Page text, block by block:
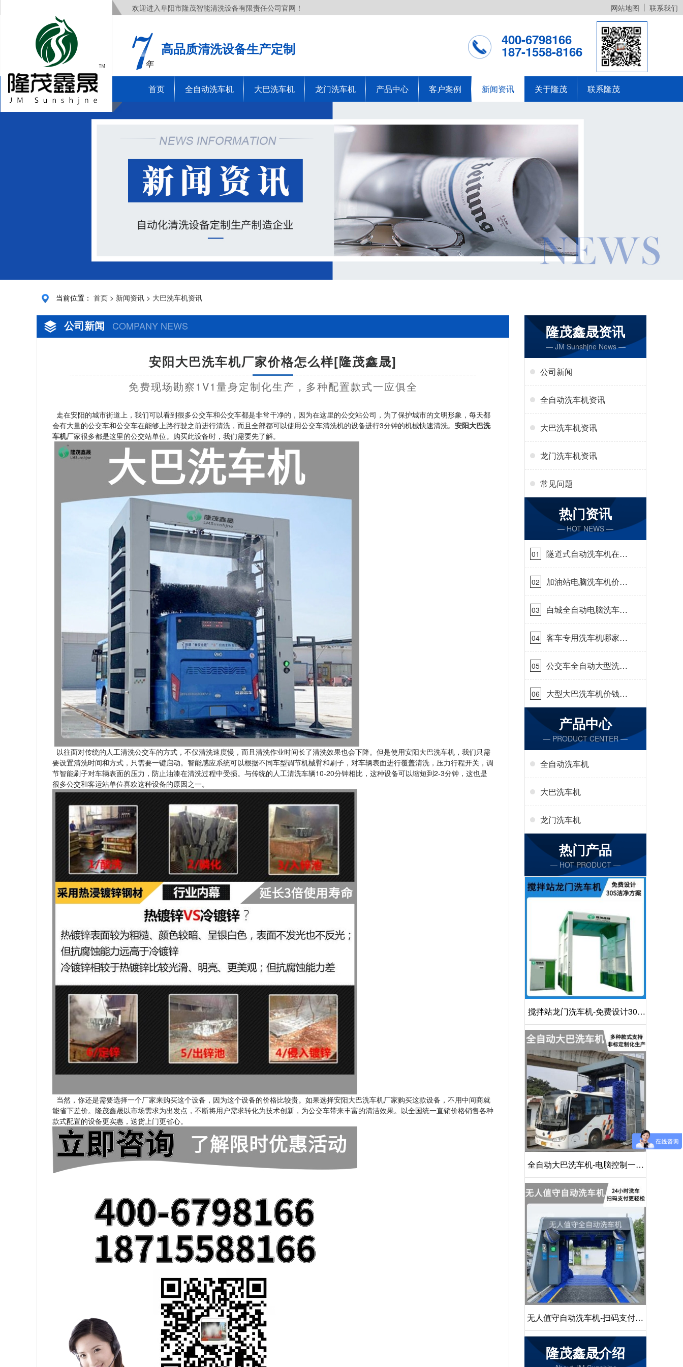
欢迎进入阜阳市隆茂智能清洗设备有限责任公司官网！ 网站地图 联系我们
年
高品质清洗设备生产定制
400-6798166
187-1558-8166
首页 全自动洗车机 大巴洗车机 龙门洗车机 产品中心 客户案例 新闻资讯 关于隆茂 联系隆茂
当前位置： 首页 > 新闻资讯 > 大巴洗车机资讯
公司新闻 COMPANY NEWS
安阳大巴洗车机厂家价格怎么样[隆茂鑫晟]
免费现场勘察1V1量身定制化生产，多种配置款式一应俱全
走在安阳的城市街道上，我们可以看到很多公交车和公交车都是非常干净的，因为在这里的公交站公司，为了保护城市的文明形象，每天都
会有大量的公交车和公交车在能够上路行驶之前进行清洗，而且全部都可以使用公交车清洗机的设备进行3分钟的机械快速清洗。 安阳大巴洗
车机厂家很多都是这里的公交站单位。购买此设备时，我们需要先了解。
以往面对传统的人工清洗公交车的方式，不仅清洗速度慢，而且清洗作业时间长了清洗效果也会下降。但是使用安阳大巴洗车机 ，我们只需
要设置清洗时间和方式，只需要一键启动。智能感应系统可以根据不同车型调节机械臂和刷子，对车辆表面进行覆盖清洗，压力行程开关，调
节智能刷子对车辆表面的压力，防止油漆在清洗过程中受损。与传统的人工清洗车辆10-20分钟相比，这种设备可以缩短到2-3分钟，这也是
很多公交和客运站单位喜欢这种设备的原因之一。
当然，你还是需要选择一个厂家来购买这个设备，因为这个设备的价格比较贵。如果选择安阳大巴洗车机厂家购买这款设备，不用中间商就
能省下差价。隆茂鑫晟以市场需求为出发点，不断将用户需求转化为技术创新，为公交车带来丰富的清洁效果。以全国统一直销价格销售各种
款式配置的设备更实惠，送货上门更省心。
隆茂鑫晟资讯
— JM Sunshjne News —
公司新闻
全自动洗车机资讯
大巴洗车机资讯
龙门洗车机资讯
常见问题
热门资讯
— HOT NEWS —
01
隧道式自动洗车机在哪
里购买[隆茂鑫晟]
02
加油站电脑洗车机价格
怎么样[隆茂鑫晟]
03
白城全自动电脑洗车
机-ADV防冻冬季正常
使用[隆茂鑫晟]
04
客车专用洗车机哪家的
好[隆茂鑫晟]
05
公交车全自动大型洗车
机什么价钱[隆茂鑫晟]
06
大型大巴洗车机价钱怎
么样[隆茂鑫晟]
产品中心
— PRODUCT CENTER —
全自动洗车机
大巴洗车机
龙门洗车机
热门产品
— HOT PRODUCT —
搅拌站龙门洗车机-免费设计30S
洁净方案[隆茂鑫晟]
全自动大巴洗车机-电脑控制一键
启动清洗[隆茂鑫晟]
无人值守自动洗车机-扫码支付24
小时不停机洗车[隆茂鑫晟]
隆茂鑫晟介绍